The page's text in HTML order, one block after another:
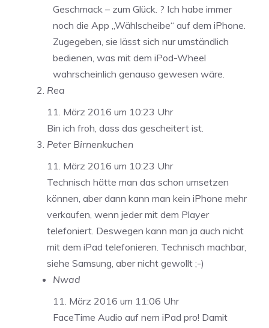
Geschmack – zum Glück. ? Ich habe immer
noch die App „Wählscheibe“ auf dem iPhone.
Zugegeben, sie lässt sich nur umständlich
bedienen, was mit dem iPod-Wheel
wahrscheinlich genauso gewesen wäre.
Rea
11. März 2016 um 10:23 Uhr
Bin ich froh, dass das gescheitert ist.
Peter Birnenkuchen
11. März 2016 um 10:23 Uhr
Technisch hätte man das schon umsetzen
können, aber dann kann man kein iPhone mehr
verkaufen, wenn jeder mit dem Player
telefoniert. Deswegen kann man ja auch nicht
mit dem iPad telefonieren. Technisch machbar,
siehe Samsung, aber nicht gewollt ;-)
Nwad
11. März 2016 um 11:06 Uhr
FaceTime Audio auf nem iPad pro! Damit